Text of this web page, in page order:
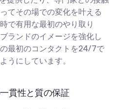
てその場での変化を叶える
で有用な最初のやり取り
ランドのイメージを強化し
最初のコンタクトを24/7で
うにしています。
貫性と質の保証